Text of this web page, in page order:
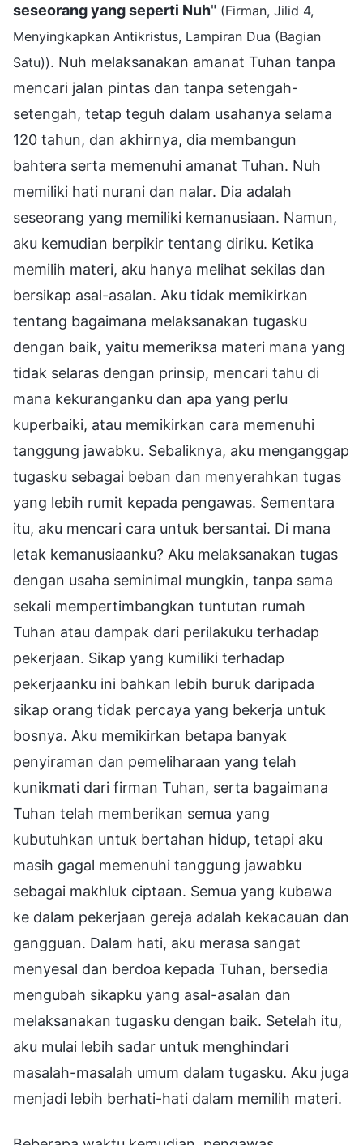
seseorang yang seperti Nuh" (Firman, Jilid 4,
Menyingkapkan Antikristus, Lampiran Dua (Bagian
Satu)). Nuh melaksanakan amanat Tuhan tanpa
mencari jalan pintas dan tanpa setengah-
setengah, tetap teguh dalam usahanya selama
120 tahun, dan akhirnya, dia membangun
bahtera serta memenuhi amanat Tuhan. Nuh
memiliki hati nurani dan nalar. Dia adalah
seseorang yang memiliki kemanusiaan. Namun,
aku kemudian berpikir tentang diriku. Ketika
memilih materi, aku hanya melihat sekilas dan
bersikap asal-asalan. Aku tidak memikirkan
tentang bagaimana melaksanakan tugasku
dengan baik, yaitu memeriksa materi mana yang
tidak selaras dengan prinsip, mencari tahu di
mana kekuranganku dan apa yang perlu
kuperbaiki, atau memikirkan cara memenuhi
tanggung jawabku. Sebaliknya, aku menganggap
tugasku sebagai beban dan menyerahkan tugas
yang lebih rumit kepada pengawas. Sementara
itu, aku mencari cara untuk bersantai. Di mana
letak kemanusiaanku? Aku melaksanakan tugas
dengan usaha seminimal mungkin, tanpa sama
sekali mempertimbangkan tuntutan rumah
Tuhan atau dampak dari perilakuku terhadap
pekerjaan. Sikap yang kumiliki terhadap
pekerjaanku ini bahkan lebih buruk daripada
sikap orang tidak percaya yang bekerja untuk
bosnya. Aku memikirkan betapa banyak
penyiraman dan pemeliharaan yang telah
kunikmati dari firman Tuhan, serta bagaimana
Tuhan telah memberikan semua yang
kubutuhkan untuk bertahan hidup, tetapi aku
masih gagal memenuhi tanggung jawabku
sebagai makhluk ciptaan. Semua yang kubawa
ke dalam pekerjaan gereja adalah kekacauan dan
gangguan. Dalam hati, aku merasa sangat
menyesal dan berdoa kepada Tuhan, bersedia
mengubah sikapku yang asal-asalan dan
melaksanakan tugasku dengan baik. Setelah itu,
aku mulai lebih sadar untuk menghindari
masalah-masalah umum dalam tugasku. Aku juga
menjadi lebih berhati-hati dalam memilih materi.